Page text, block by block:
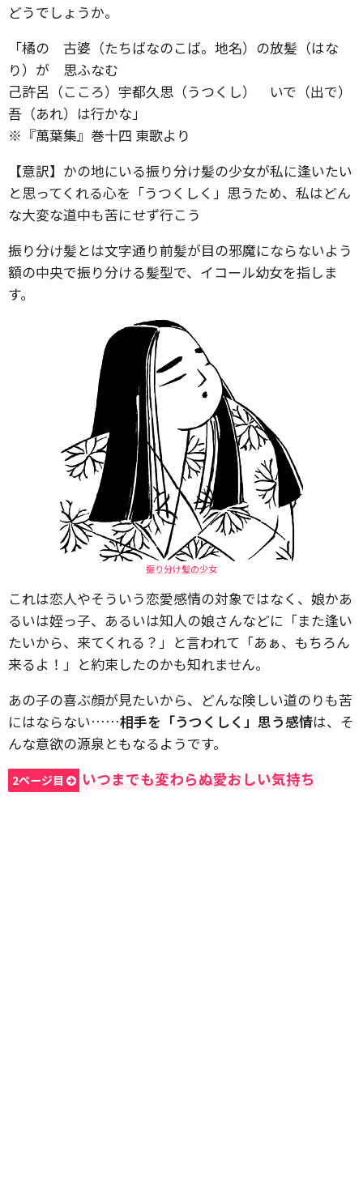
どうでしょうか。
「橘の 古婆（たちばなのこば。地名）の放髪（はな
り）が 思ふなむ
己許呂（こころ）宇都久思（うつくし） いで（出で）
吾（あれ）は行かな」
※『萬葉集』巻十四 東歌より
【意訳】かの地にいる振り分け髪の少女が私に逢いたい
と思ってくれる心を「うつくしく」思うため、私はどん
な大変な道中も苦にせず行こう
振り分け髪とは文字通り前髪が目の邪魔にならないよう
額の中央で振り分ける髪型で、イコール幼女を指しま
す。
振り分け髪の少女
これは恋人やそういう恋愛感情の対象ではなく、娘かあ
るいは姪っ子、あるいは知人の娘さんなどに「また逢い
たいから、来てくれる？」と言われて「あぁ、もちろん
来るよ！」と約束したのかも知れません。
あの子の喜ぶ顔が見たいから、どんな険しい道のりも苦
にはならない……相手を「うつくしく」思う感情は、そ
んな意欲の源泉ともなるようです。
2ページ目 いつまでも変わらぬ愛おしい気持ち